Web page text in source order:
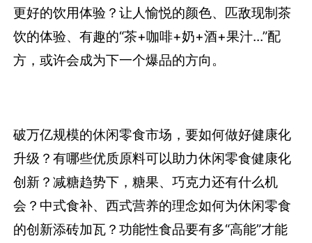
更好的饮用体验？让人愉悦的颜色、匹敌现制茶
饮的体验、有趣的“茶+咖啡+奶+酒+果汁...”配
方，或许会成为下一个爆品的方向。
破万亿规模的休闲零食市场，要如何做好健康化
升级？有哪些优质原料可以助力休闲零食健康化
创新？减糖趋势下，糖果、巧克力还有什么机
会？中式食补、西式营养的理念如何为休闲零食
的创新添砖加瓦？功能性食品要有多“高能”才能